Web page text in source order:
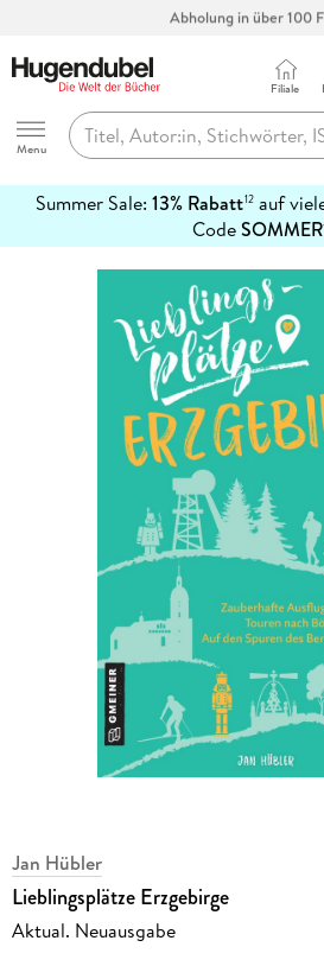
Abholung in über 100
Hugendubel
Menu
Filiale
Summer Sale: 13% Rabatt12auf
Code
erfahren
Jan Hübler
Lieblingsplätze Erzgebirge
Aktual. Neuausgabe